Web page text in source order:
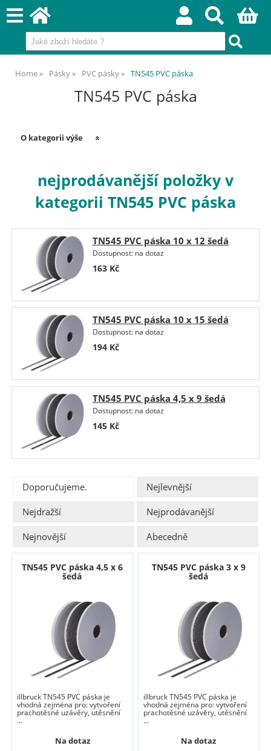
Home Pásky PVC pásky TN545 PVC páska
TN545 PVC páska
O kategorii výše
nejprodávanější položky v
kategorii TN545 PVC páska
TN545 PVC páska 10 x 12 šedá
Dostupnost: na dotaz
163 Kč
TN545 PVC páska 10 x 15 šedá
Dostupnost: na dotaz
194 Kč
TN545 PVC páska 4,5 x 9 šedá
Dostupnost: na dotaz
145 Kč
Doporučujeme.
Nejlevnější
Nejdražší
Nejprodávanější
Nejnovější
Abecedně
TN545 PVC páska 4,5 x 6
šedá
illbruck TN545 PVC páska je
vhodná zejména pro: vytvoření
prachotěsné uzávěry, utěsnění
...
Na dotaz
TN545 PVC páska 3 x 9
šedá
illbruck TN545 PVC páska je
vhodná zejména pro: vytvoření
prachotěsné uzávěry, utěsnění
...
Na dotaz